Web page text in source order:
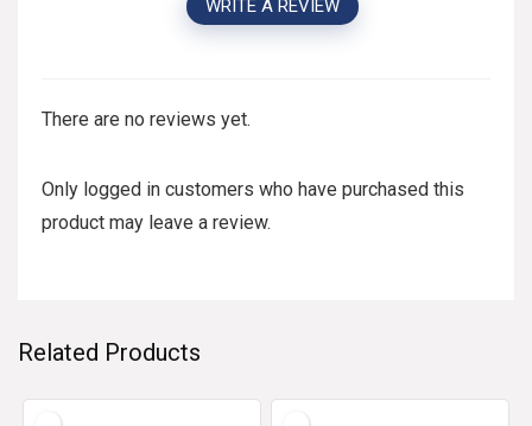
WRITE A REVIEW
There are no reviews yet.
Only logged in customers who have purchased this
product may leave a review.
Related Products